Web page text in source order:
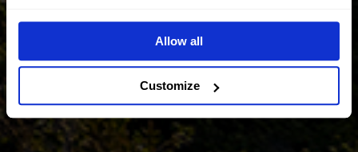
Allow all
Customize